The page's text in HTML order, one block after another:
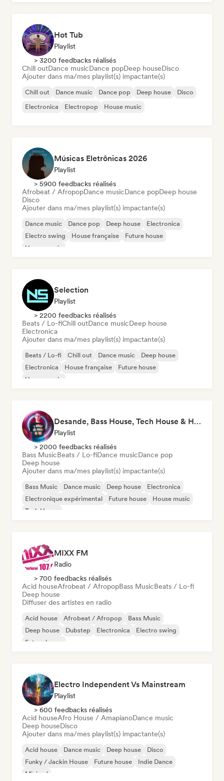
Hot Tub
Playlist
> 3200 feedbacks réalisés
Chill outDance musicDance popDeep houseDisco
Ajouter dans ma/mes playlist(s) impactante(s)
Chill out Dance music Dance pop Deep house
Disco
Electronica
Electropop House music
Músicas Eletrônicas 2026
Playlist
> 5900 feedbacks réalisés
Afrobeat / AfropopDance musicDance popDeep house
Disco
Ajouter dans ma/mes playlist(s) impactante(s)
Dance music Dance pop Deep house
Electronica
Electro swing
House française
Future house
House music
Selection
Playlist
> 2200 feedbacks réalisés
Beats / Lo-fiChill outDance musicDeep house
Electronica
Ajouter dans ma/mes playlist(s) impactante(s)
Beats / Lo-fi Chill out Dance music
Deep house
Electronica
House française
Future house
House music
Desande, Bass House, Tech House & House 2021
Playlist
> 2000 feedbacks réalisés
Bass MusicBeats / Lo-fiDance musicDance pop
Deep house
Ajouter dans ma/mes playlist(s) impactante(s)
Bass Music Dance music Deep house
Electronica
Electronique expérimental
Future house
House music
Tech House
MIXX FM
Radio
> 700 feedbacks réalisés
Acid houseAfrobeat / AfropopBass MusicBeats / Lo-fi
Deep house
Diffuser des artistes en radio
Acid house Afrobeat / Afropop
Bass Music
Deep house
Dubstep Electronica
Electro swing
Future house
Electro Independent Vs Mainstream
Playlist
> 600 feedbacks réalisés
Acid houseAfro House / AmapianoDance music
Deep houseDisco
Ajouter dans ma/mes playlist(s) impactante(s)
Acid house Dance music Deep house
Disco
Funky / Jackin House
Future house
Indie Dance
Minimal